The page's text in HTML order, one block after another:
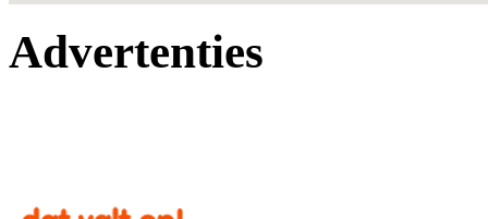
Advertenties